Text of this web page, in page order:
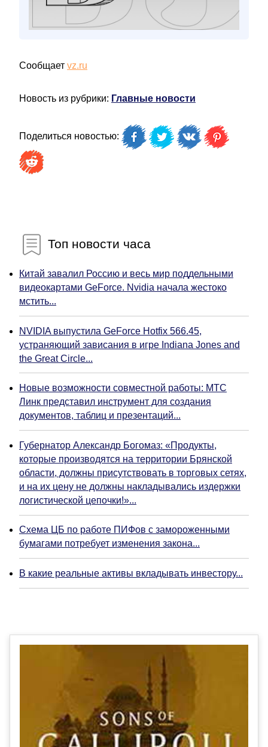
Сообщает vz.ru
Новость из рубрики: Главные новости
Поделиться новостью:
Топ новости часа
Китай завалил Россию и весь мир поддельными
видеокартами GeForce. Nvidia начала жестоко
мстить...
NVIDIA выпустила GeForce Hotfix 566.45,
устраняющий зависания в игре Indiana Jones and
the Great Circle...
Новые возможности совместной работы: МТС
Линк представил инструмент для создания
документов, таблиц и презентаций...
Губернатор Александр Богомаз: «Продукты,
которые производятся на территории Брянской
области, должны присутствовать в торговых сетях,
и на их цену не должны накладывались издержки
логистической цепочки!»...
Схема ЦБ по работе ПИФов с замороженными
бумагами потребует изменения закона...
В какие реальные активы вкладывать инвестору...